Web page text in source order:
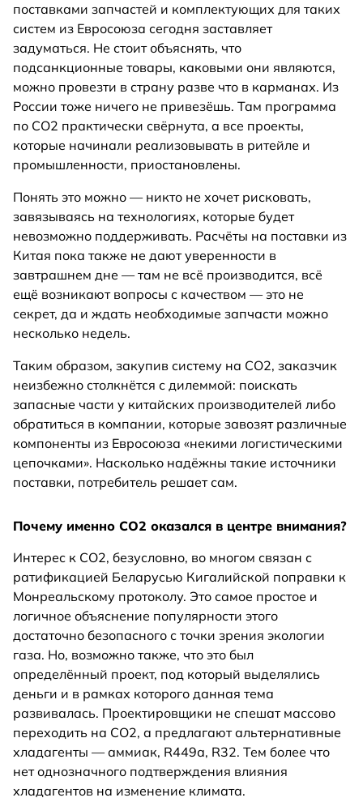
поставками запчастей и комплектующих для таких
систем из Евросоюза сегодня заставляет
задуматься. Не стоит объяснять, что
подсанкционные товары, каковыми они являются,
можно провезти в страну разве что в карманах. Из
России тоже ничего не привезёшь. Там программа
по СО2 практически свёрнута, а все проекты,
которые начинали реализовывать в ритейле и
промышленности, приостановлены.
Понять это можно — никто не хочет рисковать,
завязываясь на технологиях, которые будет
невозможно поддерживать. Расчёты на поставки из
Китая пока также не дают уверенности в
завтрашнем дне — там не всё производится, всё
ещё возникают вопросы с качеством — это не
секрет, да и ждать необходимые запчасти можно
несколько недель.
Таким образом, закупив систему на СО2, заказчик
неизбежно столкнётся с дилеммой: поискать
запасные части у китайских производителей либо
обратиться в компании, которые завозят различные
компоненты из Евросоюза «некими логистическими
цепочками». Насколько надёжны такие источники
поставки, потребитель решает сам.
Почему именно СО2 оказался в центре внимания?
Интерес к СО2, безусловно, во многом связан с
ратификацией Беларусью Кигалийской поправки к
Монреальскому протоколу. Это самое простое и
логичное объяснение популярности этого
достаточно безопасного с точки зрения экологии
газа. Но, возможно также, что это был
определённый проект, под который выделялись
деньги и в рамках которого данная тема
развивалась. Проектировщики не спешат массово
переходить на СО2, а предлагают альтернативные
хладагенты — аммиак, R449а, R32. Тем более что
нет однозначного подтверждения влияния
хладагентов на изменение климата.